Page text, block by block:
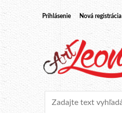
Prihlásenie Nová registrácia